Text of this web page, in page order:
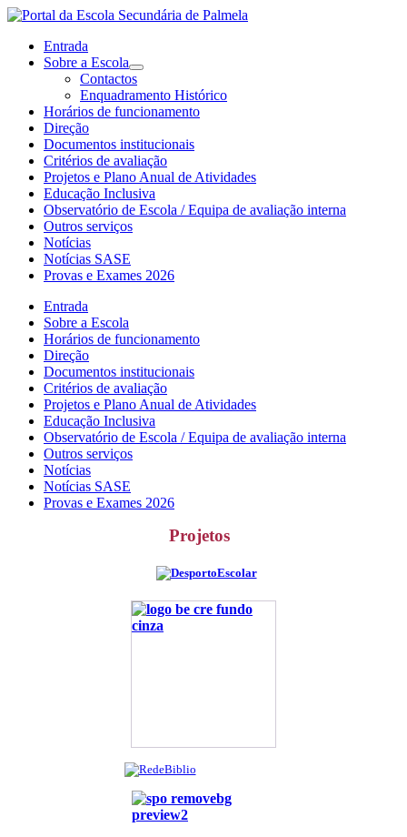
Entrada
Sobre a Escola
Contactos
Enquadramento Histórico
Horários de funcionamento
Direção
Documentos institucionais
Critérios de avaliação
Projetos e Plano Anual de Atividades
Educação Inclusiva
Observatório de Escola / Equipa de avaliação interna
Outros serviços
Notícias
Notícias SASE
Provas e Exames 2026
Entrada
Sobre a Escola
Horários de funcionamento
Direção
Documentos institucionais
Critérios de avaliação
Projetos e Plano Anual de Atividades
Educação Inclusiva
Observatório de Escola / Equipa de avaliação interna
Outros serviços
Notícias
Notícias SASE
Provas e Exames 2026
Projetos